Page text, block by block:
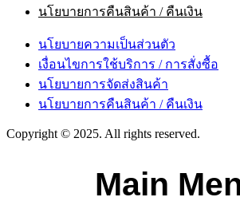
นโยบายการคืนสินค้า / คืนเงิน
นโยบายความเป็นส่วนตัว
เงื่อนไขการใช้บริการ / การสั่งซื้อ
นโยบายการจัดส่งสินค้า
นโยบายการคืนสินค้า / คืนเงิน
Copyright © 2025. All rights reserved.
Main